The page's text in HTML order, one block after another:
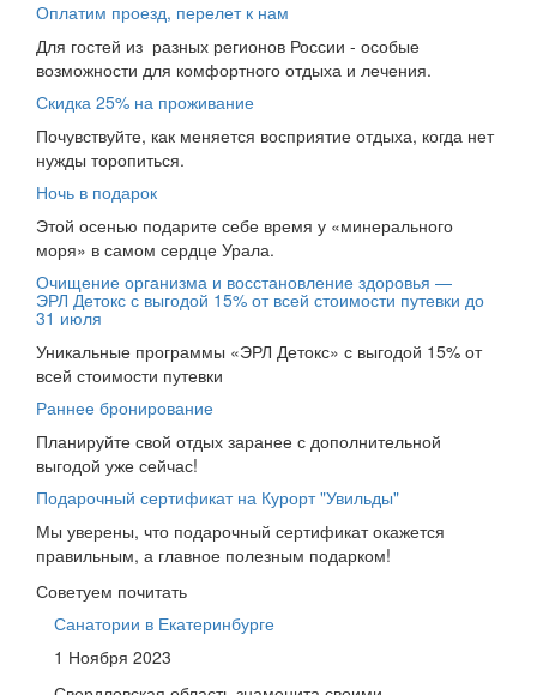
Оплатим проезд, перелет к нам
Для гостей из разных регионов России - особые
возможности для комфортного отдыха и лечения.
Скидка 25% на проживание
Почувствуйте, как меняется восприятие отдыха, когда нет
нужды торопиться.
Ночь в подарок
Этой осенью подарите себе время у «минерального
моря» в самом сердце Урала.
Очищение организма и восстановление здоровья —
ЭРЛ Детокс с выгодой 15% от всей стоимости путевки до
31 июля
Уникальные программы «ЭРЛ Детокс» с выгодой 15% от
всей стоимости путевки
Раннее бронирование
Планируйте свой отдых заранее с дополнительной
выгодой уже сейчас!
Подарочный сертификат на Курорт "Увильды"
Мы уверены, что подарочный сертификат окажется
правильным, а главное полезным подарком!
Советуем почитать
Санатории в Екатеринбурге
1 Ноября 2023